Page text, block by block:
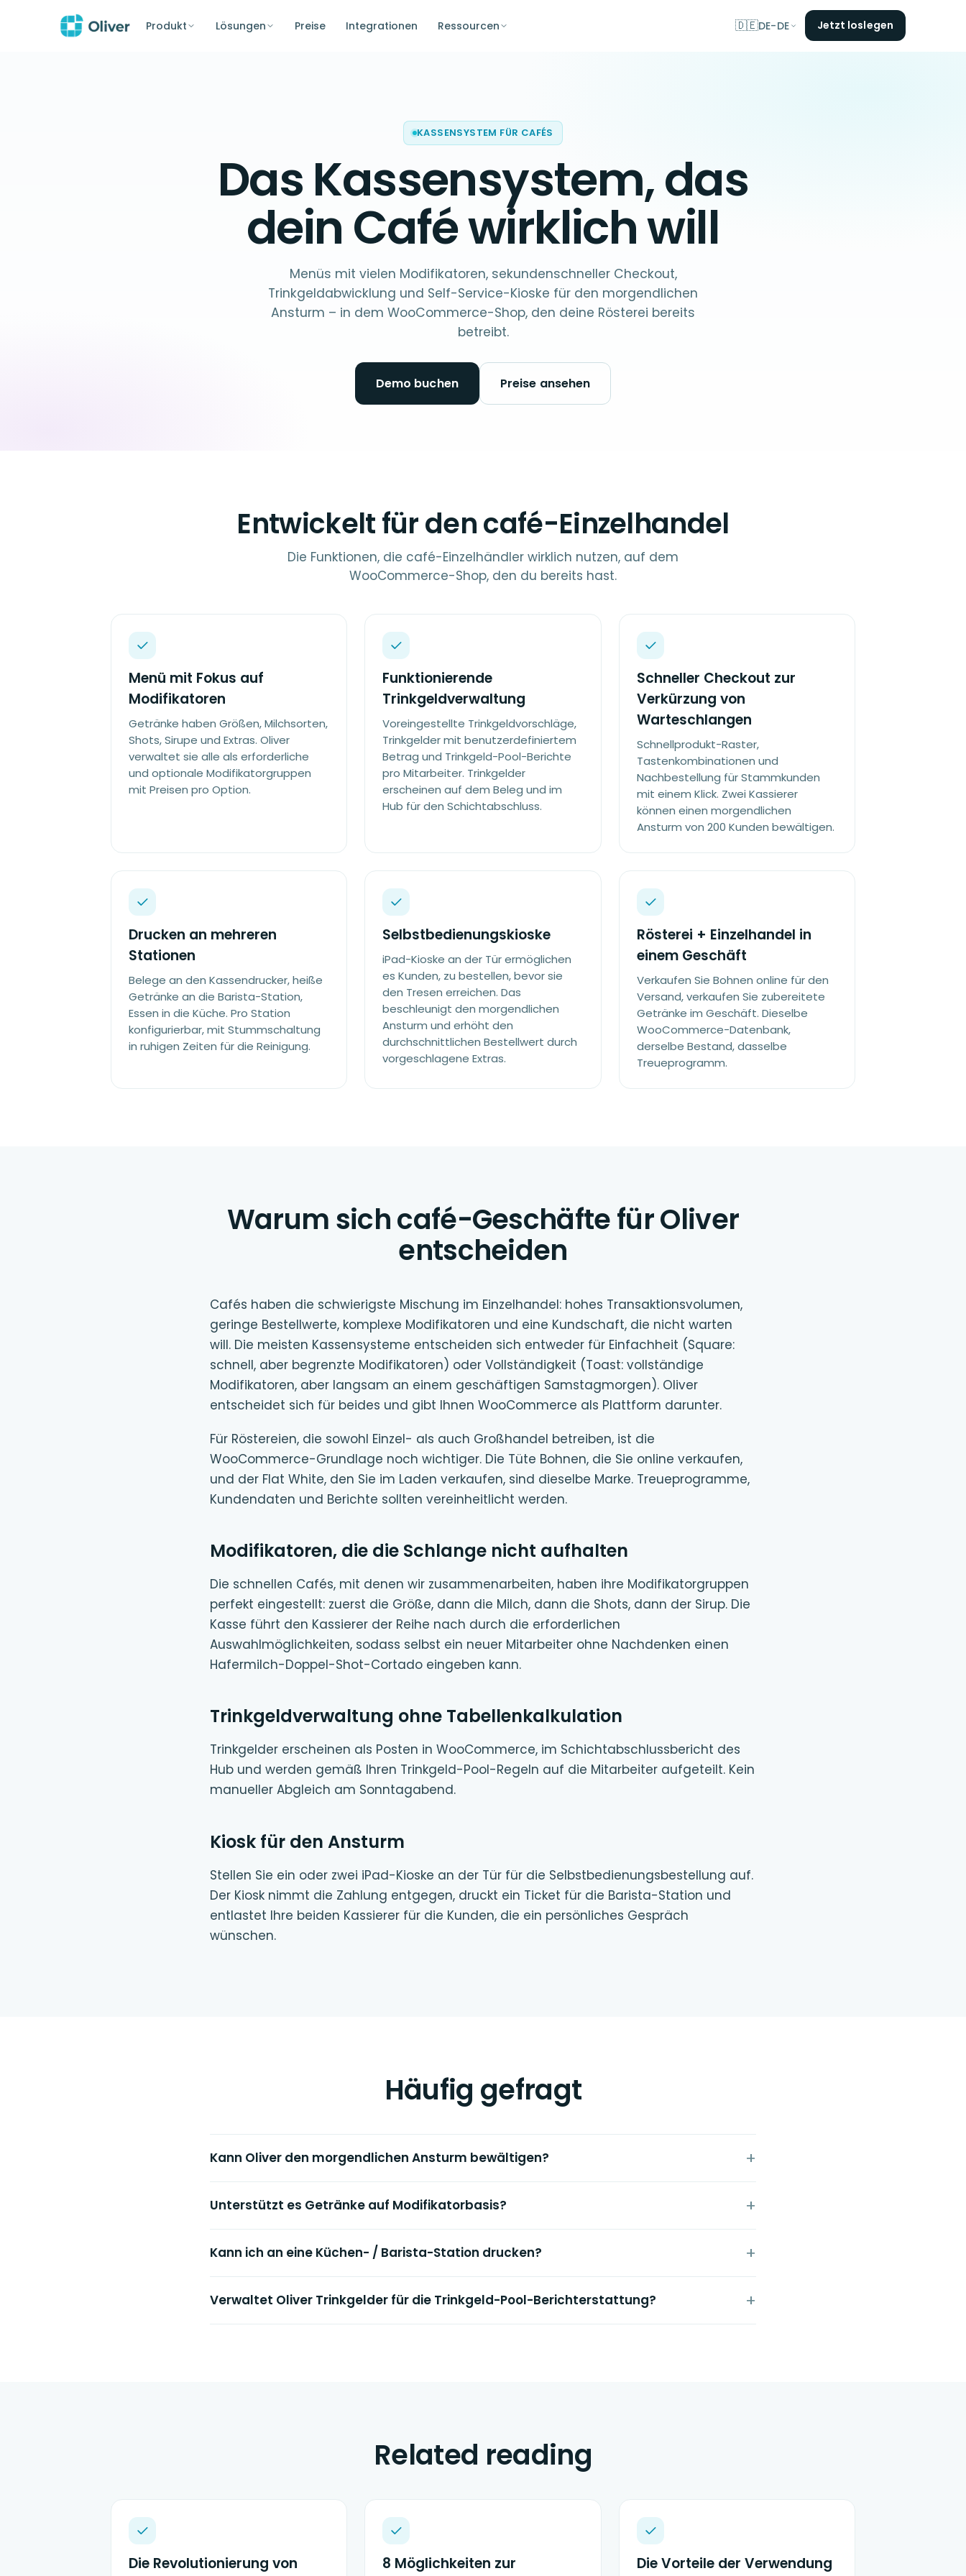
Produkt Lösungen Preise Integrationen Ressourcen 🇩🇪DE-DE Jetzt loslegen
KASSENSYSTEM FÜR CAFÉS
Das Kassensystem, das
dein Caféwirklich will
Menüs mit vielen Modifikatoren, sekundenschneller Checkout,
Trinkgeldabwicklung und Self-Service-Kioske für den morgendlichen
Ansturm – in dem WooCommerce-Shop, den deine Rösterei bereits
betreibt.
Demo buchen Preise ansehen
Entwickelt für den café-Einzelhandel
Die Funktionen, die café-Einzelhändler wirklich nutzen, auf dem
WooCommerce-Shop, den du bereits hast.
Menü mit Fokus auf
Modifikatoren
Getränke haben Größen, Milchsorten,
Shots, Sirupe und Extras. Oliver
verwaltet sie alle als erforderliche
und optionale Modifikatorgruppen
mit Preisen pro Option.
Funktionierende
Trinkgeldverwaltung
Voreingestellte Trinkgeldvorschläge,
Trinkgelder mit benutzerdefiniertem
Betrag und Trinkgeld-Pool-Berichte
pro Mitarbeiter. Trinkgelder
erscheinen auf dem Beleg und im
Hub für den Schichtabschluss.
Schneller Checkout zur
Verkürzung von
Warteschlangen
Schnellprodukt-Raster,
Tastenkombinationen und
Nachbestellung für Stammkunden
mit einem Klick. Zwei Kassierer
können einen morgendlichen
Ansturm von 200 Kunden bewältigen.
Drucken an mehreren
Stationen
Belege an den Kassendrucker, heiße
Getränke an die Barista-Station,
Essen in die Küche. Pro Station
konfigurierbar, mit Stummschaltung
in ruhigen Zeiten für die Reinigung.
Selbstbedienungskioske
iPad-Kioske an der Tür ermöglichen
es Kunden, zu bestellen, bevor sie
den Tresen erreichen. Das
beschleunigt den morgendlichen
Ansturm und erhöht den
durchschnittlichen Bestellwert durch
vorgeschlagene Extras.
Rösterei + Einzelhandel in
einem Geschäft
Verkaufen Sie Bohnen online für den
Versand, verkaufen Sie zubereitete
Getränke im Geschäft. Dieselbe
WooCommerce-Datenbank,
derselbe Bestand, dasselbe
Treueprogramm.
Warum sich café-Geschäfte für Oliver
entscheiden
Cafés haben die schwierigste Mischung im Einzelhandel: hohes Transaktionsvolumen,
geringe Bestellwerte, komplexe Modifikatoren und eine Kundschaft, die nicht warten
will. Die meisten Kassensysteme entscheiden sich entweder für Einfachheit (Square:
schnell, aber begrenzte Modifikatoren) oder Vollständigkeit (Toast: vollständige
Modifikatoren, aber langsam an einem geschäftigen Samstagmorgen). Oliver
entscheidet sich für beides und gibt Ihnen WooCommerce als Plattform darunter.
Für Röstereien, die sowohl Einzel- als auch Großhandel betreiben, ist die
WooCommerce-Grundlage noch wichtiger. Die Tüte Bohnen, die Sie online verkaufen,
und der Flat White, den Sie im Laden verkaufen, sind dieselbe Marke. Treueprogramme,
Kundendaten und Berichte sollten vereinheitlicht werden.
Modifikatoren, die die Schlange nicht aufhalten
Die schnellen Cafés, mit denen wir zusammenarbeiten, haben ihre Modifikatorgruppen
perfekt eingestellt: zuerst die Größe, dann die Milch, dann die Shots, dann der Sirup. Die
Kasse führt den Kassierer der Reihe nach durch die erforderlichen
Auswahlmöglichkeiten, sodass selbst ein neuer Mitarbeiter ohne Nachdenken einen
Hafermilch-Doppel-Shot-Cortado eingeben kann.
Trinkgeldverwaltung ohne Tabellenkalkulation
Trinkgelder erscheinen als Posten in WooCommerce, im Schichtabschlussbericht des
Hub und werden gemäß Ihren Trinkgeld-Pool-Regeln auf die Mitarbeiter aufgeteilt. Kein
manueller Abgleich am Sonntagabend.
Kiosk für den Ansturm
Stellen Sie ein oder zwei iPad-Kioske an der Tür für die Selbstbedienungsbestellung auf.
Der Kiosk nimmt die Zahlung entgegen, druckt ein Ticket für die Barista-Station und
entlastet Ihre beiden Kassierer für die Kunden, die ein persönliches Gespräch
wünschen.
Häufig gefragt
Kann Oliver den morgendlichen Ansturm bewältigen?
Unterstützt es Getränke auf Modifikatorbasis?
Kann ich an eine Küchen- / Barista-Station drucken?
Verwaltet Oliver Trinkgelder für die Trinkgeld-Pool-Berichterstattung?
Related reading
Die Revolutionierung von
8 Möglichkeiten zur
Die Vorteile der Verwendung